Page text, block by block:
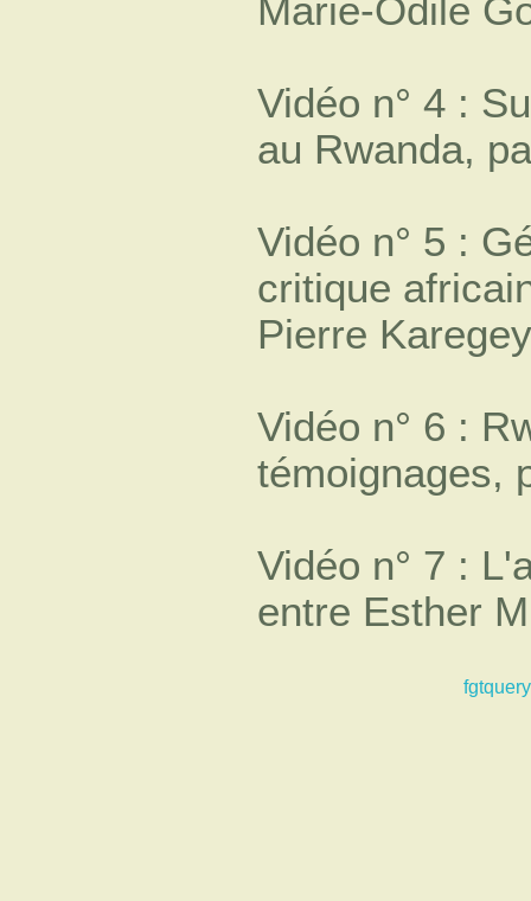
Marie-Odile
Vidéo n° 4 :
au Rwanda,
Vidéo n° 5 :
critique
Pierre
Vidéo n° 6 :
témoignages,
Vidéo n° 7 :
entre Esther